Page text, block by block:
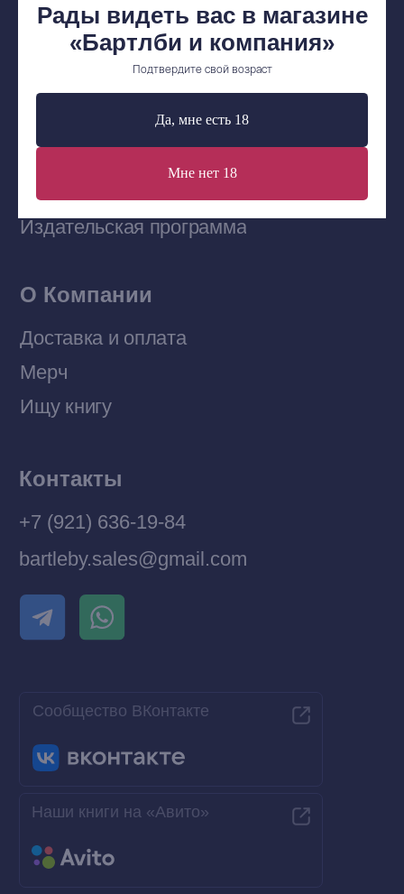
Рады видеть вас в магазине
«Бартлби и компания»
Подтвердите свой возраст
Да, мне есть 18
Мне нет 18
Договор оферты
Политика конфиденциальности
Приобрести книги на Ozon
Сообщество ВКонтакте
Наши книги на «Авито»